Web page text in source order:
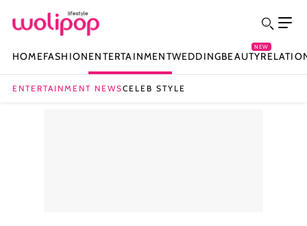
HOMEFASHIONENTERTAINMENTWEDDINGBEAUTY
NEW
ENTERTAINMENT NEWSCELEB STYLE